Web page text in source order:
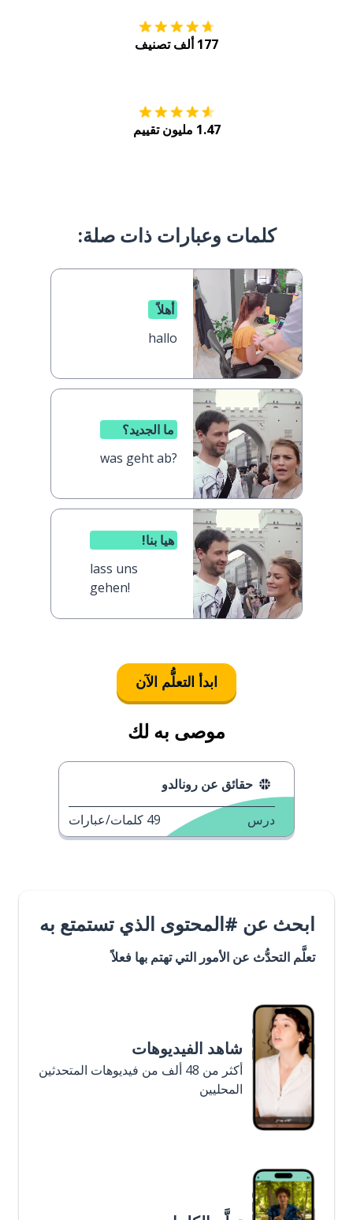
177 ألف تصنيف
1.47 مليون تقييم
كلمات وعبارات ذات صلة:
أهلاً
hallo
ما الجديد؟
was geht ab?
هيا بنا!
lass uns
gehen!
ابدأ التعلُّم الآن
موصى به لك
حقائق عن رونالدو
درس 49 كلمات/عبارات
ابحث عن #المحتوى الذي تستمتع به
تعلَّم التحدُّث عن الأمور التي تهتم بها فعلاً
شاهد الفيديوهات
أكثر من 48 ألف من فيديوهات المتحدثين
المحليين